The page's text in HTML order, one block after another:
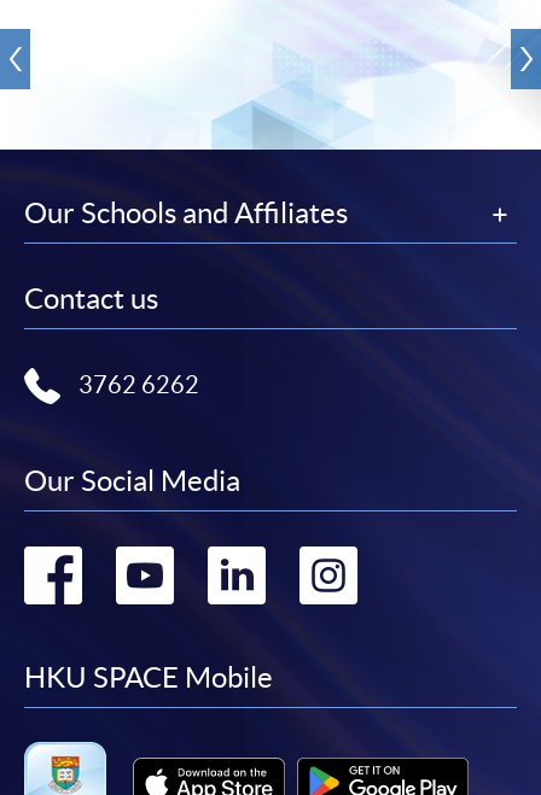
Our Schools and Affiliates
Contact us
3762 6262
Our Social Media
Go
facebook
Go
youtube
Go
linkedin
HKU SPACE Mobile